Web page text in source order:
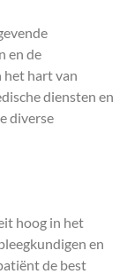
en de
het hart van
diensten en
diverse
hoog in het
en
de best